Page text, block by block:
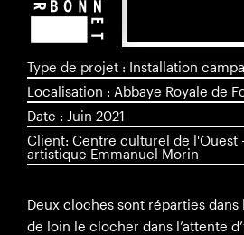
Type de projet : Installation
Localisation : Abbaye Royale de
Date : Juin 2021
Client: Centre culturel de l'Ouest
artistique Emmanuel Morin
Deux cloches sont réparties dans
de loin le clocher dans l’attente